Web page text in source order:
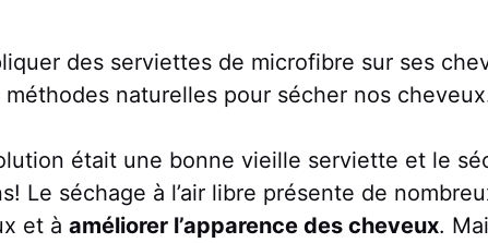
des serviettes de microfibre sur ses
naturelles pour sécher nos
était une bonne vieille serviette et le
Le séchage à l’air libre présente de
et à améliorer l’apparence des cheveux.